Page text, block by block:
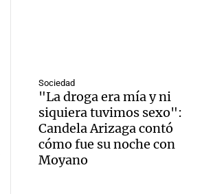
Sociedad
"La droga era mía y ni
siquiera tuvimos sexo":
Candela Arizaga contó
cómo fue su noche con
Moyano